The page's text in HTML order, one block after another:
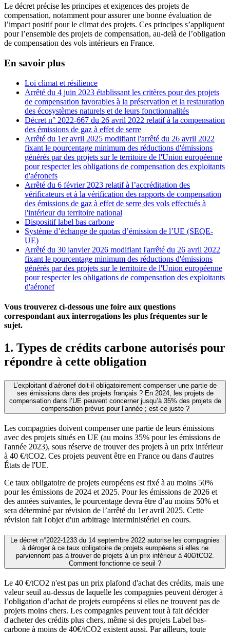
Le décret précise les principes et exigences des projets de
compensation, notamment pour assurer une bonne évaluation de
l’impact positif pour le climat des projets. Ces principes s’appliquent
pour l’ensemble des projets de compensation, au-delà de l’obligation
de compensation des vols intérieurs en France.
En savoir plus
Loi climat et résilience
Arrêté du 4 juin 2023 établissant les critères pour des projets
de compensation favorables à la préservation et la restauration
des écosystèmes naturels et de leurs fonctionnalités
Décret n° 2022-667 du 26 avril 2022 relatif à la compensation
des émissions de gaz à effet de serre
Arrêté du 1er avril 2025 modifiant l'arrêté du 26 avril 2022
fixant le pourcentage minimum des réductions d'émissions
générés par des projets sur le territoire de l'Union européenne
pour respecter les obligations de compensation des exploitants
d'aéronefs
Arrêté du 6 février 2023 relatif à l’accréditation des
vérificateurs et à la vérification des rapports de compensation
des émissions de gaz à effet de serre des vols effectués à
l'intérieur du territoire national
Dispositif label bas carbone
Système d’échange de quotas d’émission de l’UE (SEQE-
UE)
Arrêté du 30 janvier 2026 modifiant l'arrêté du 26 avril 2022
fixant le pourcentage minimum des réductions d'émissions
générés par des projets sur le territoire de l'Union européenne
pour respecter les obligations de compensation des exploitants
d'aéronef
Vous trouverez ci-dessous une foire aux questions
correspondant aux interrogations les plus fréquentes sur le
sujet.
1. Types de crédits carbone autorisés pour
répondre à cette obligation
L’exploitant d’aéronef doit-il obligatoirement compenser une partie de
ses émissions dans des projets français ? En 2024, les projets de
compensation dans l’UE peuvent concerner jusqu’à 35% des projets de
compensation prévus pour l’année ; est-ce juste ?
Les compagnies doivent compenser une partie de leurs émissions
avec des projets situés en UE (au moins 35% pour les émissions de
l'année 2023), sous réserve de trouver des projets à un prix inférieur
à 40 €/tCO2. Ces projets peuvent être en France ou dans d'autres
États de l'UE.
Ce taux obligatoire de projets européens est fixé à au moins 50%
pour les émissions de 2024 et 2025. Pour les émissions de 2026 et
des années suivantes, le pourcentage devra être d’au moins 50% et
sera déterminé par révision de l’arrêté du 1er avril 2025. Cette
révision fait l'objet d'un arbitrage interministériel en cours.
Le décret n°2022-1233 du 14 septembre 2022 autorise les compagnies
à déroger à ce taux obligatoire de projets européens si elles ne
parviennent pas à trouver de projets à un prix inférieur à 40€/tCO2.
Comment fonctionne ce seuil ?
Le 40 €/tCO2 n'est pas un prix plafond d'achat des crédits, mais une
valeur seuil au-dessus de laquelle les compagnies peuvent déroger à
l’obligation d’achat de projets européens si elles ne trouvent pas de
projets moins chers. Les compagnies peuvent tout à fait décider
d'acheter des crédits plus chers, même si des projets Label bas-
carbone à moins de 40€/tCO2 existent aussi. Par ailleurs, toute